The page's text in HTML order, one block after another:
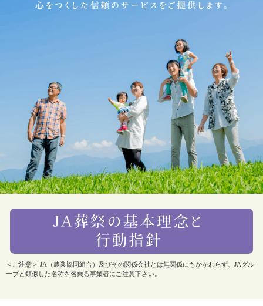
＜ご注意＞ JA（農業協同組合）及びその関係会社とは無関係にもかかわらず、JAグル
ープと類似した名称を名乗る事業者にご注意下さい。